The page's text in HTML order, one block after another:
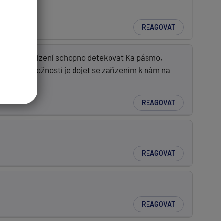
REAGOVAT
je zařízení schopno detekovat Ka pásmo,
možností je dojet se zařízením k nám na
REAGOVAT
REAGOVAT
REAGOVAT